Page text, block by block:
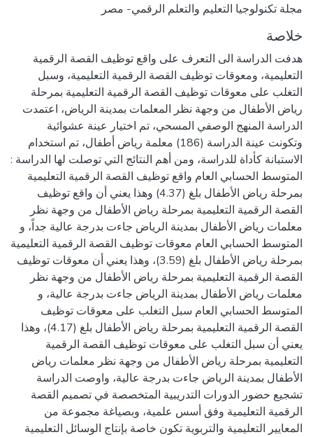
مجلة تكنولوجيا التعليم والتعلم الرقمي- مصر
خلاصة
هدفت الدراسة الى التعرف على واقع توظيف القصة الرقمية
التعليمية، ومعوقات توظيف القصة الرقمية التعليمية، وسبل
التغلب على معوقات توظيف القصة الرقمية التعليمية بمرحلة
رياض الأطفال من وجهة نظر المعلمات بمدينة الرياض، اعتمدت
الدراسة المنهج الوصفي المسحي، تم اختيار عينة عشوائية
وتكونت عينة الدراسة (186) معلمة رياض أطفال، تم استخدام
الاستبانة كأداة للدراسة، ومن أهم النتائج التي توصلت لها الدراسة :
المتوسط الحسابي العام واقع توظيف القصة الرقمية التعليمية
بمرحلة رياض الأطفال بلغ (4.37) وهذا يعني أن واقع توظيف
القصة الرقمية التعليمية بمرحلة رياض الأطفال من وجهة نظر
معلمات رياض الأطفال بمدينة الرياض جاءت بدرجة عالية جداً، و
المتوسط الحسابي العام معوقات توظيف القصة الرقمية التعليمية
بمرحلة رياض الأطفال بلغ (3.59)، وهذا يعني أن معوقات توظيف
القصة الرقمية التعليمية بمرحلة رياض الأطفال من وجهة نظر
معلمات رياض الأطفال بمدينة الرياض جاءت بدرجة عالية، و
المتوسط الحسابي العام سبل التغلب على معوقات توظيف
القصة الرقمية التعليمية بمرحلة رياض الأطفال بلغ (4.17)، وهذا
يعني أن سبل التغلب على معوقات توظيف القصة الرقمية
التعليمية بمرحلة رياض الأطفال من وجهة نظر معلمات رياض
الأطفال بمدينة الرياض جاءت بدرجة عالية، واوصت الدراسة
تشجيع حضور الدورات التدريبية المتخصصة في تصميم القصة
الرقمية التعليمية وفق أسس علمية، وبصياغة مجموعة من
المعايير التعليمية والتربوية تكون خاصة بإنتاج الوسائل التعليمية